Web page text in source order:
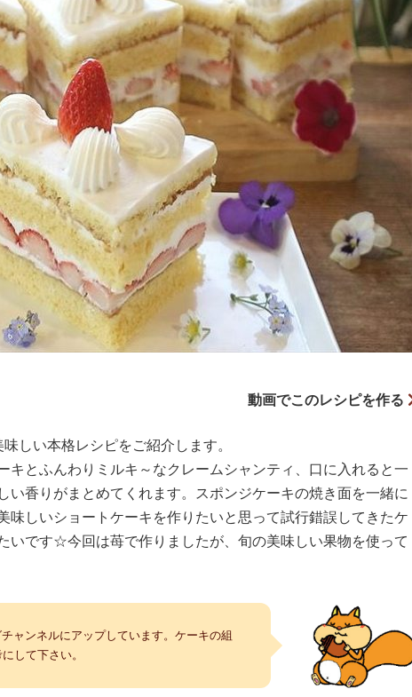
動画でこのレシピを作る
しい本格レシピをご紹介します。
キとふんわりミルキ～なクレームシャンティ、口に入れると一
い香りがまとめてくれます。スポンジケーキの焼き面を一緒に
しいショートケーキを作りたいと思って試行錯誤してきたケ
いです☆今回は苺で作りましたが、旬の美味しい果物を使って
ャンネルにアップしています。ケーキの組
して下さい。